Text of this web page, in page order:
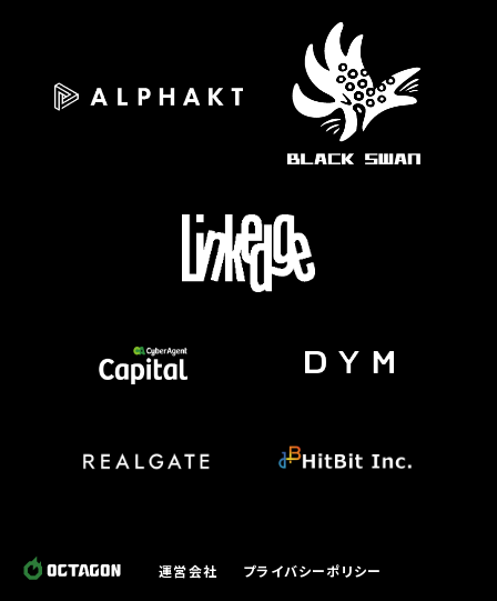
運営会社 プライバシーポリシー